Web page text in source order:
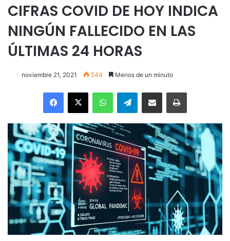
CIFRAS COVID DE HOY INDICA
NINGÚN FALLECIDO EN LAS
ÚLTIMAS 24 HORAS
noviembre 21, 2021 544 Menos de un minuto
Facebook
X WhatsAppTelegramEnviar vía email Imprimir